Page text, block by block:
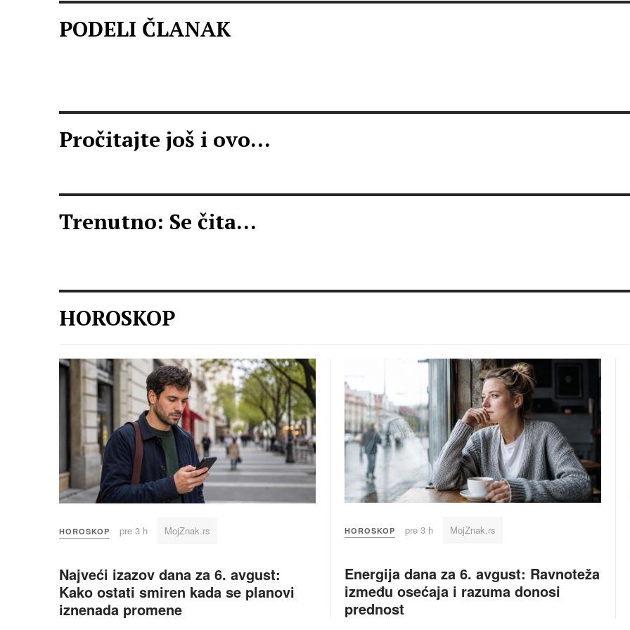
PODELI ČLANAK
Pročitajte još i ovo...
Trenutno: Se čita...
HOROSKOP
HOROSKOP pre 3 h MojZnak.rs
Najveći izazov dana za 6. avgust:
Kako ostati smiren kada se planovi
iznenada promene
HOROSKOP pre 3 h MojZnak.rs
Energija dana za 6. avgust: Ravnoteža
između osećaja i razuma donosi
prednost